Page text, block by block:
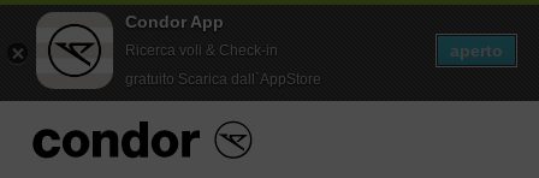
Condor App
Ricerca voli & Check-in
gratuito Scarica dall`AppStore
aperto